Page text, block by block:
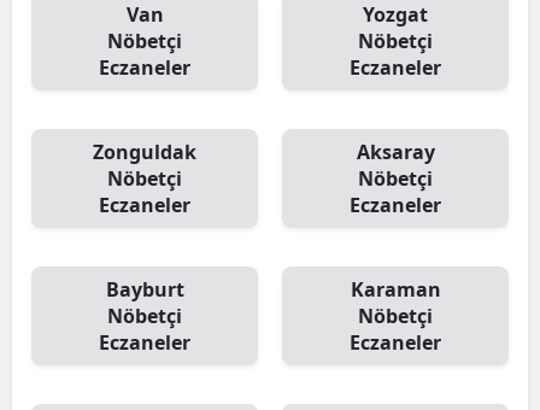
Van
Nöbetçi
Eczaneler
Yozgat
Nöbetçi
Eczaneler
Zonguldak
Nöbetçi
Eczaneler
Aksaray
Nöbetçi
Eczaneler
Bayburt
Nöbetçi
Eczaneler
Karaman
Nöbetçi
Eczaneler